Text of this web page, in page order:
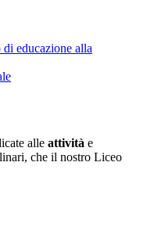
educazione alla
alle attività e
che il nostro Liceo